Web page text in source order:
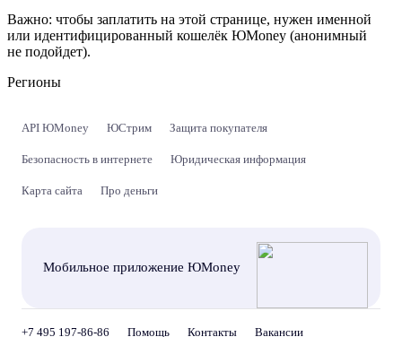
Важно: чтобы заплатить на этой странице, нужен именной
или идентифицированный кошелёк ЮMoney (анонимный
не подойдет).
Регионы
API ЮMoney ЮСтрим Защита покупателя
Безопасность в интернете Юридическая информация
Карта сайта Про деньги
Мобильное приложение ЮMoney
+7 495 197-86-86 Помощь Контакты Вакансии